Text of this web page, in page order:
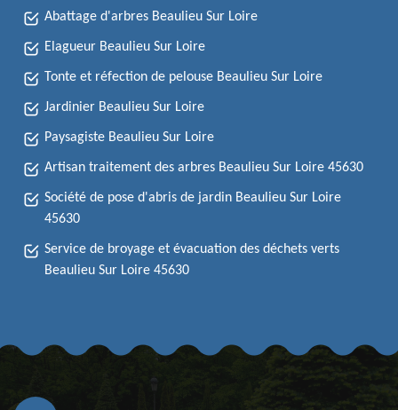
Abattage d'arbres Beaulieu Sur Loire
Elagueur Beaulieu Sur Loire
Tonte et réfection de pelouse Beaulieu Sur Loire
Jardinier Beaulieu Sur Loire
Paysagiste Beaulieu Sur Loire
Artisan traitement des arbres Beaulieu Sur Loire 45630
Société de pose d'abris de jardin Beaulieu Sur Loire
45630
Service de broyage et évacuation des déchets verts
Beaulieu Sur Loire 45630